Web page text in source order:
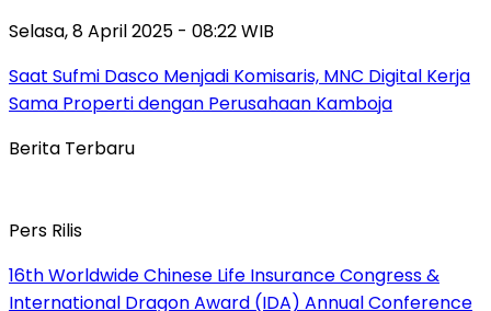
Selasa, 8 April 2025 - 08:22 WIB
Saat Sufmi Dasco Menjadi Komisaris, MNC Digital Kerja
Sama Properti dengan Perusahaan Kamboja
Berita Terbaru
Pers Rilis
16th Worldwide Chinese Life Insurance Congress &
International Dragon Award (IDA) Annual Conference